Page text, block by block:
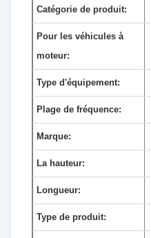
Catégorie de produit:
Pour les véhicules à
moteur:
Type d'équipement:
Plage de fréquence:
Marque:
La hauteur:
Longueur:
Type de produit: